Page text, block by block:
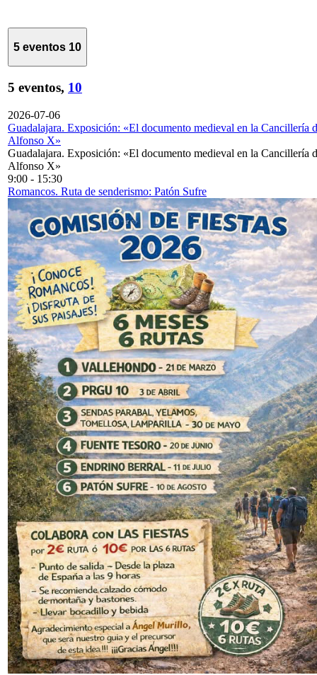
5 eventos 10
5 eventos, 10
2026-07-06
Guadalajara. Exposición: «El documento medieval en la Cancillería
Alfonso X»
Guadalajara. Exposición: «El documento medieval en la Cancillería
Alfonso X»
9:00 - 15:30
Romancos. Ruta de senderismo: Patón Sufre